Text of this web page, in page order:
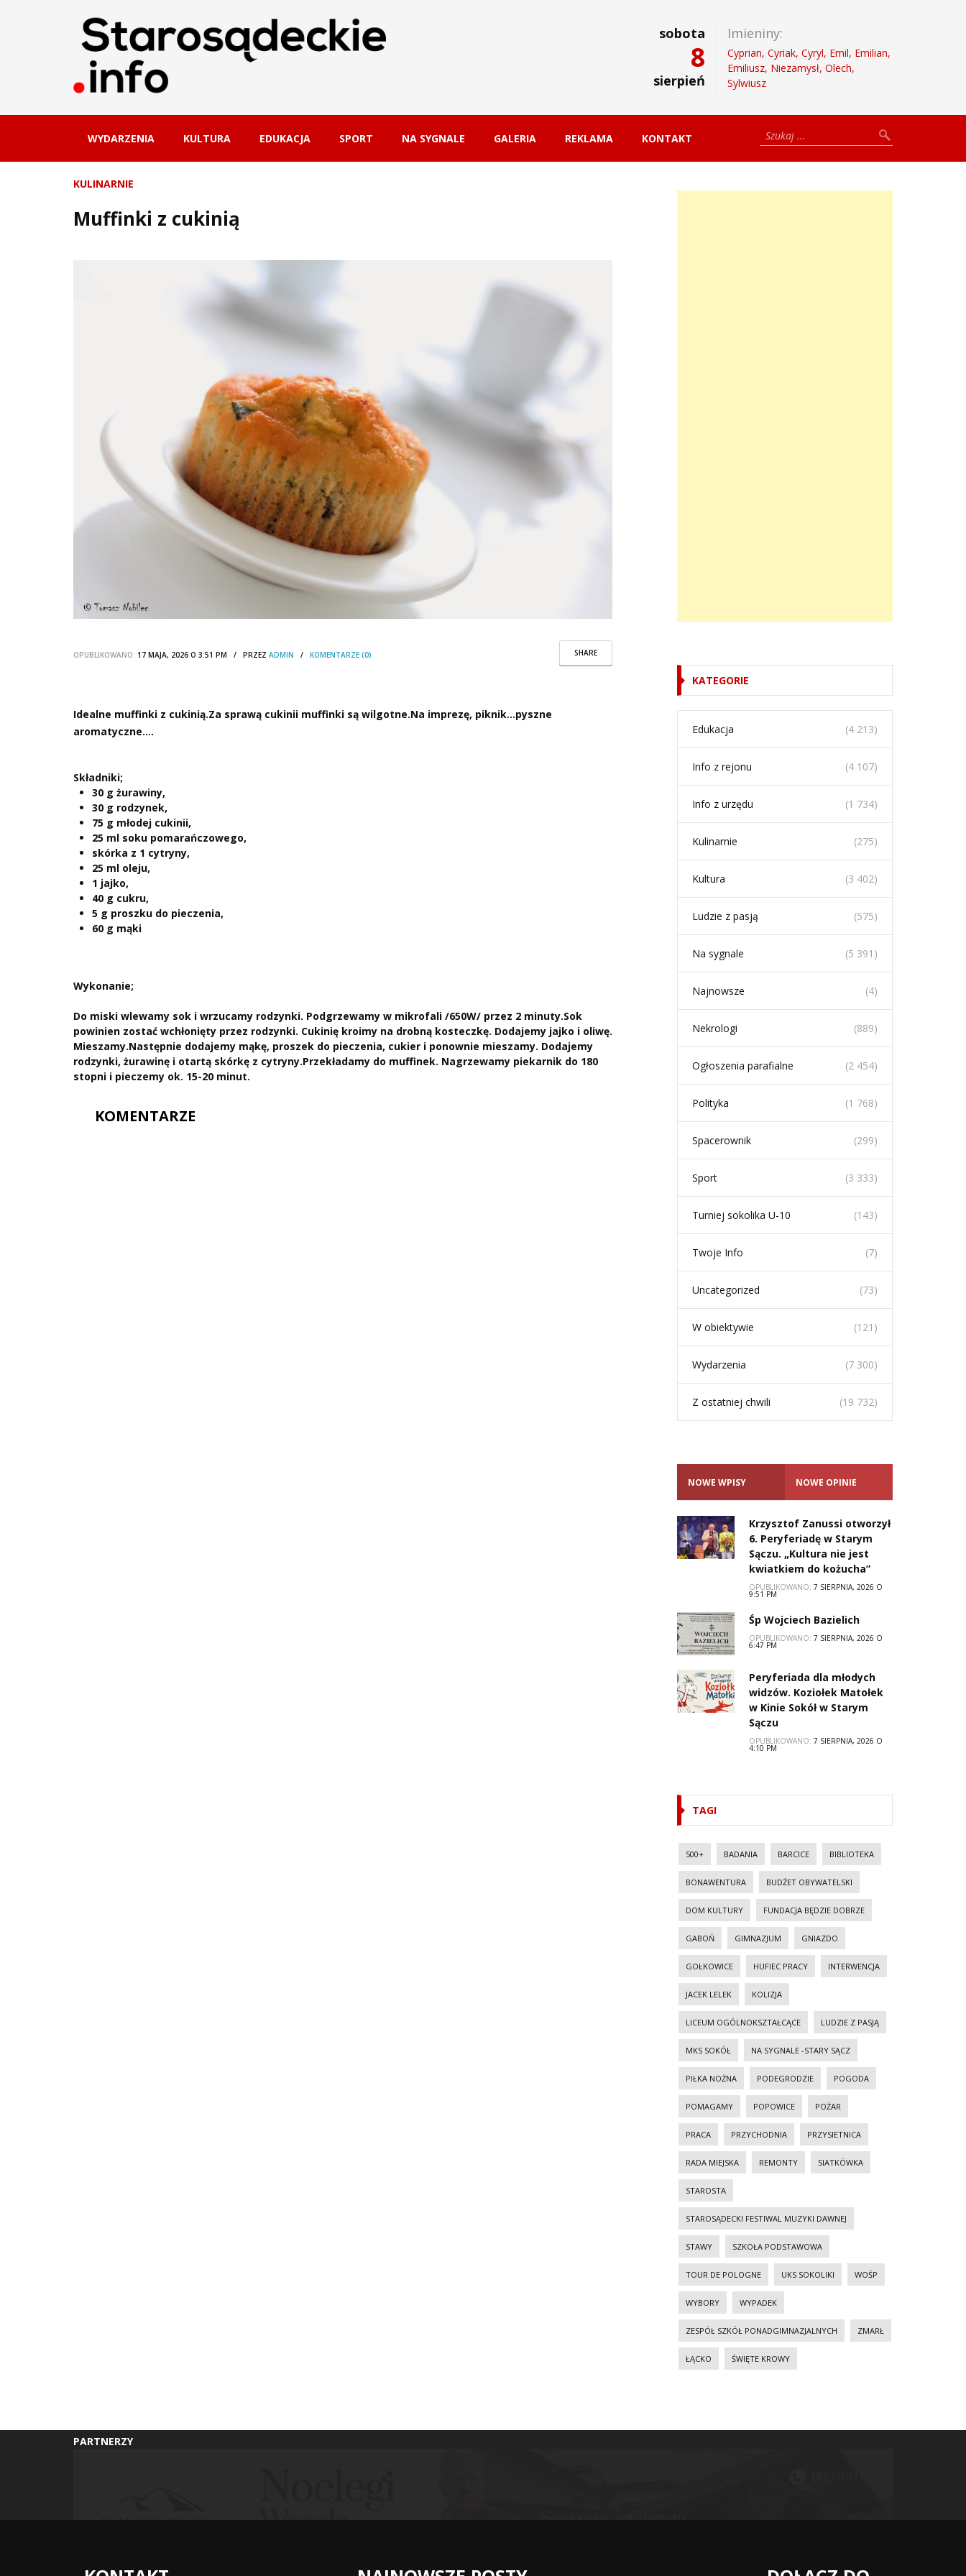
sobota
8
sierpień
Imieniny:
Cyprian, Cyriak, Cyryl, Emil, Emilian,
Emiliusz, Niezamysł, Olech,
Sylwiusz
WYDARZENIA KULTURA EDUKACJA SPORT NA SYGNALE GALERIA REKLAMA KONTAKT
KULINARNIE
Muffinki z cukinią
SHARE
OPUBLIKOWANO: 17 MAJA, 2026 O 3:51 PM / PRZEZ ADMIN / KOMENTARZE (0)
Idealne muffinki z cukinią.Za sprawą cukinii muffinki są wilgotne.Na imprezę, piknik…pyszne
aromatyczne….
Składniki;
30 g żurawiny,
30 g rodzynek,
75 g młodej cukinii,
25 ml soku pomarańczowego,
skórka z 1 cytryny,
25 ml oleju,
1 jajko,
40 g cukru,
5 g proszku do pieczenia,
60 g mąki
Wykonanie;
Do miski wlewamy sok i wrzucamy rodzynki. Podgrzewamy w mikrofali /650W/ przez 2 minuty.Sok
powinien zostać wchłonięty przez rodzynki. Cukinię kroimy na drobną kosteczkę. Dodajemy jajko i oliwę.
Mieszamy.Następnie dodajemy mąkę, proszek do pieczenia, cukier i ponownie mieszamy. Dodajemy
rodzynki, żurawinę i otartą skórkę z cytryny.Przekładamy do muffinek. Nagrzewamy piekarnik do 180
stopni i pieczemy ok. 15-20 minut.
KOMENTARZE
KATEGORIE
Edukacja (4 213)
Info z rejonu (4 107)
Info z urzędu (1 734)
Kulinarnie (275)
Kultura (3 402)
Ludzie z pasją (575)
Na sygnale (5 391)
Najnowsze (4)
Nekrologi (889)
Ogłoszenia parafialne (2 454)
Polityka (1 768)
Spacerownik (299)
Sport (3 333)
Turniej sokolika U-10 (143)
Twoje Info (7)
Uncategorized (73)
W obiektywie (121)
Wydarzenia (7 300)
Z ostatniej chwili (19 732)
NOWE WPISY NOWE OPINIE
Krzysztof Zanussi otworzył
6. Peryferiadę w Starym
Sączu. „Kultura nie jest
kwiatkiem do kożucha”
OPUBLIKOWANO: 7 SIERPNIA, 2026 O
9:51 PM
Śp Wojciech Bazielich
OPUBLIKOWANO: 7 SIERPNIA, 2026 O
6:47 PM
Peryferiada dla młodych
widzów. Koziołek Matołek
w Kinie Sokół w Starym
Sączu
OPUBLIKOWANO: 7 SIERPNIA, 2026 O
4:10 PM
TAGI
500+ BADANIA BARCICE BIBLIOTEKA
BONAWENTURA BUDŻET OBYWATELSKI
DOM KULTURY FUNDACJA BĘDZIE DOBRZE
GABOŃ GIMNAZJUM GNIAZDO
GOŁKOWICE HUFIEC PRACY INTERWENCJA
JACEK LELEK KOLIZJA
LICEUM OGÓLNOKSZTAŁCĄCE LUDZIE Z PASJĄ
MKS SOKÓŁ NA SYGNALE -STARY SĄCZ
PIŁKA NOŻNA PODEGRODZIE POGODA
POMAGAMY POPOWICE POŻAR
PRACA PRZYCHODNIA PRZYSIETNICA
RADA MIEJSKA REMONTY SIATKÓWKA
STAROSTA
STAROSĄDECKI FESTIWAL MUZYKI DAWNEJ
STAWY SZKOŁA PODSTAWOWA
TOUR DE POLOGNE UKS SOKOLIKI WOŚP
WYBORY WYPADEK
ZESPÓŁ SZKÓŁ PONADGIMNAZJALNYCH ZMARŁ
ŁĄCKO ŚWIĘTE KROWY
PARTNERZY